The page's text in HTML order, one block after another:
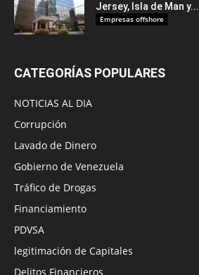
Jersey, Isla de Man y...
Empresas offshore
CATEGORÍAS POPULARES
NOTICIAS AL DIA
Corrupción
Lavado de Dinero
Gobierno de Venezuela
Tráfico de Drogas
Financiamiento
PDVSA
legitimación de Capitales
Delitos Financieros